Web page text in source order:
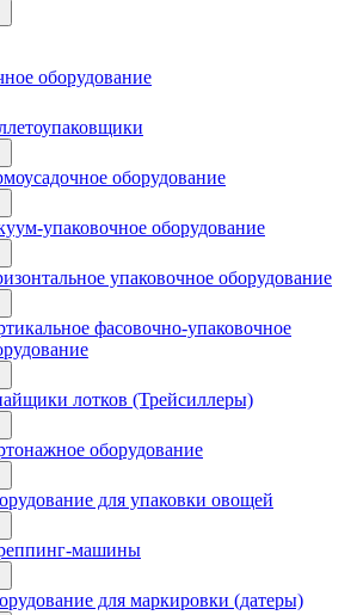
оборудование
оборудование
упаковочное оборудование
упаковочное оборудование
фасовочно-упаковочное
лотков (Трейсиллеры)
оборудование
для упаковки овощей
машины
для маркировки (датеры)